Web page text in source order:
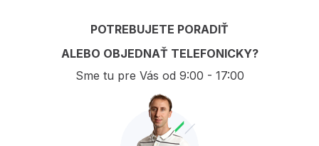
POTREBUJETE PORADIŤ
ALEBO OBJEDNAŤ TELEFONICKY?
Sme tu pre Vás od 9:00 - 17:00